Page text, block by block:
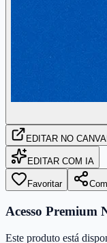
EDITAR NO CANVA
EDITAR COM IA
Favoritar
Acesso Premium
Este produto está